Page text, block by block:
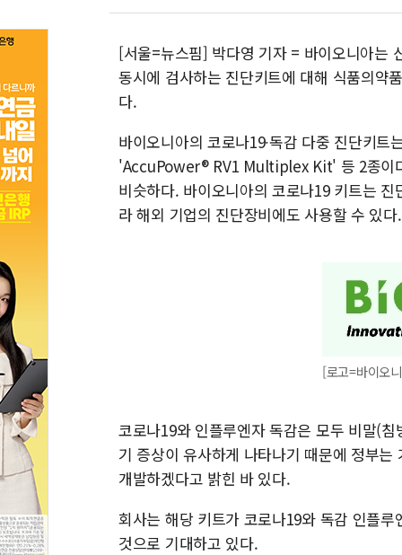
[서울=뉴스핌] 박다영 기자 = 바이오니아는
동시에 검사하는 진단키트에 대해 식품의약
다.
바이오니아의 코로나19∙독감 다중 진단키
'AccuPower® RV1 Multiplex Kit' 등 2종이
비슷하다. 바이오니아의 코로나19 키트는
라 해외 기업의 진단장비에도 사용할 수 있
[로고=바이오
코로나19와 인플루엔자 독감은 모두 비말(
기 증상이 유사하게 나타나기 때문에 정부
개발하겠다고 밝힌 바 있다.
회사는 해당 키트가 코로나19와 독감 인플
것으로 기대하고 있다.